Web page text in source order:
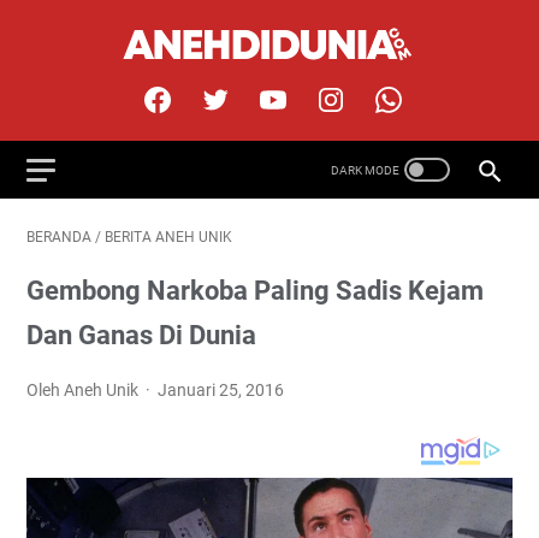
BERANDA / BERITA ANEH UNIK
Gembong Narkoba Paling Sadis Kejam
Dan Ganas Di Dunia
Oleh Aneh Unik Januari 25, 2016